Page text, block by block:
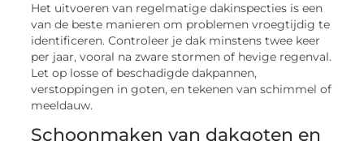
Het uitvoeren van regelmatige dakinspecties is een
van de beste manieren om problemen vroegtijdig te
identificeren. Controleer je dak minstens twee keer
per jaar, vooral na zware stormen of hevige regenval.
Let op losse of beschadigde dakpannen,
verstoppingen in goten, en tekenen van schimmel of
meeldauw.
Schoonmaken van dakgoten en